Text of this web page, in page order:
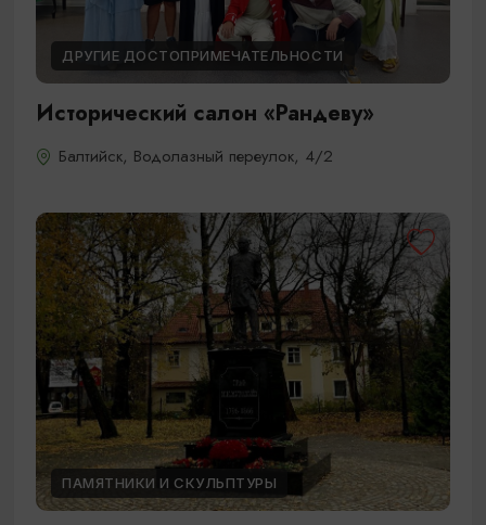
ДРУГИЕ ДОСТОПРИМЕЧАТЕЛЬНОСТИ
Исторический салон «Рандеву»
Балтийск, Водолазный переулок, 4/2
ПАМЯТНИКИ И СКУЛЬПТУРЫ